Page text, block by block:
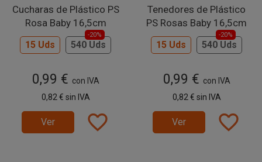
Cucharas de Plástico PS
Rosa Baby 16,5cm
15 Uds 540 Uds
-20%
0,99 € con IVA
0,82 € sin IVA
Ver favorite_border
Tenedores de Plástico
PS Rosas Baby 16,5cm
15 Uds 540 Uds
-20%
0,99 € con IVA
0,82 € sin IVA
Ver favorite_border